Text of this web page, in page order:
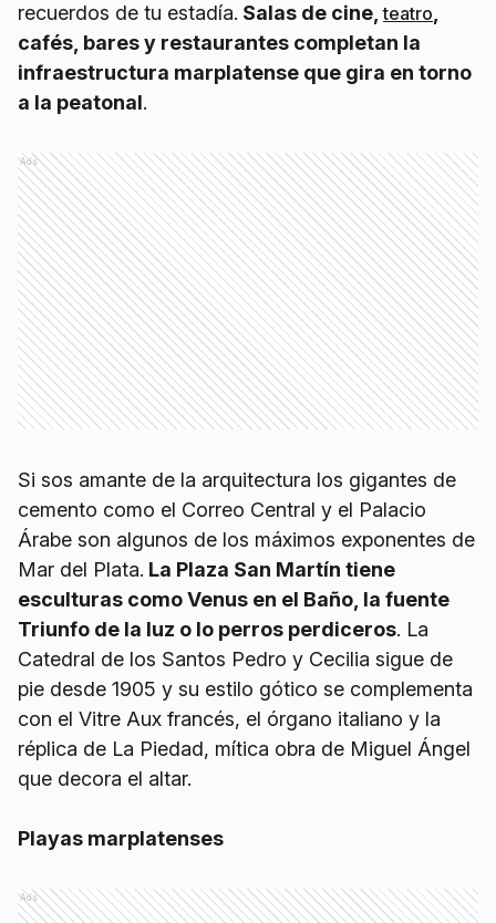
recuerdos de tu estadía. Salas de cine,teatro
cafés, bares y restaurantes completan la
infraestructura marplatense que gira en torno
a la peatonal.
Ads
Si sos amante de la arquitectura los gigantes de
cemento como el Correo Central y el Palacio
Árabe son algunos de los máximos exponentes de
Mar del Plata. La Plaza San Martín tiene
esculturas como Venus en el Baño, la fuente
Triunfo de la luz o lo perros perdiceros. La
Catedral de los Santos Pedro y Cecilia sigue de
pie desde 1905 y su estilo gótico se complementa
con el Vitre Aux francés, el órgano italiano y la
réplica de La Piedad, mítica obra de Miguel Ángel
que decora el altar.
Playas marplatenses
Ads